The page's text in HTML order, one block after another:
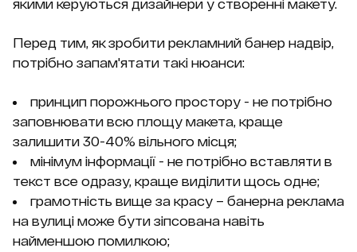
якими керуються дизайнери у створенні макету.
Перед тим, як зробити рекламний банер надвір,
потрібно запам'ятати такі нюанси:
принцип порожнього простору - не потрібно
заповнювати всю площу макета, краще
залишити 30-40% вільного місця;
мінімум інформації - не потрібно вставляти в
текст все одразу, краще виділити щось одне;
грамотність вище за красу – банерна реклама
на вулиці може бути зіпсована навіть
найменшою помилкою;